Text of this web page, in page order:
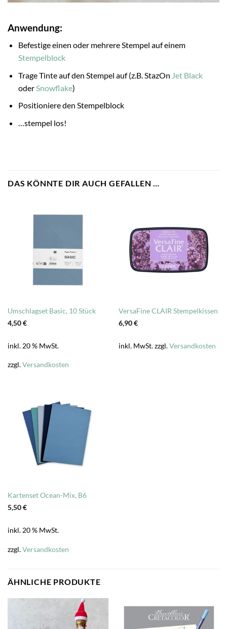
Anwendung:
Befestige einen oder mehrere Stempel auf einem
Stempelblock
Trage Tinte auf den Stempel auf (z.B. StazOn Jet Black
oder Snowflake)
Positioniere den Stempelblock
…stempel los!
DAS KÖNNTE DIR AUCH GEFALLEN …
Umschlagset Basic, 10 Stück
4,50€
inkl. 20 % MwSt.
zzgl.Versandkosten
VersaFine CLAIR Stempelkissen
6,90€
inkl. MwSt.zzgl.Versandkosten
Kartenset Ocean-Mix, B6
5,50€
inkl. 20 % MwSt.
zzgl.Versandkosten
ÄHNLICHE PRODUKTE